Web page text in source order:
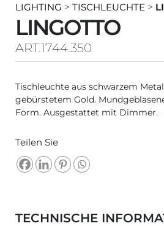
LIGHTING >TISCHLEUCHTE >
LINGOTTO
ART.1744.350
Tischleuchte aus schwarzem
gebürstetem Gold.
Form. Ausgestattet mit Dimmer.
Teilen Sie
TECHNISCHE